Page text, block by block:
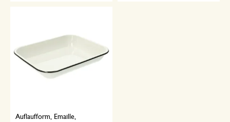
Auflaufform, Emaille,